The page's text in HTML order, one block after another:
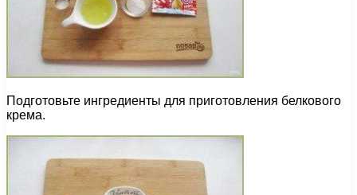
Подготовьте ингредиенты для приготовления белкового
крема.